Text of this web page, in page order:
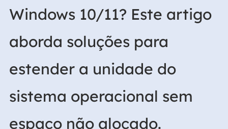
Windows 10/11? Este artigo
aborda soluções para
estender a unidade do
sistema operacional sem
espaço não alocado.